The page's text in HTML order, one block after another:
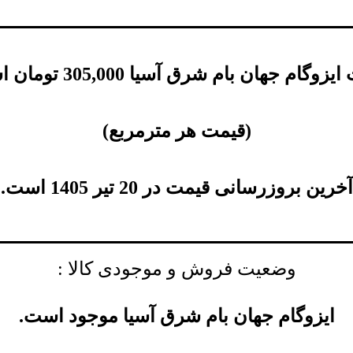
ایزوگام جهان بام شرق آسیا 305,000 تومان
(قیمت هر مترمربع)
آخرین بروزرسانی قیمت در 20 تیر 1405 است.
وضعیت فروش و موجودی کالا :
ایزوگام جهان بام شرق آسیا موجود است.